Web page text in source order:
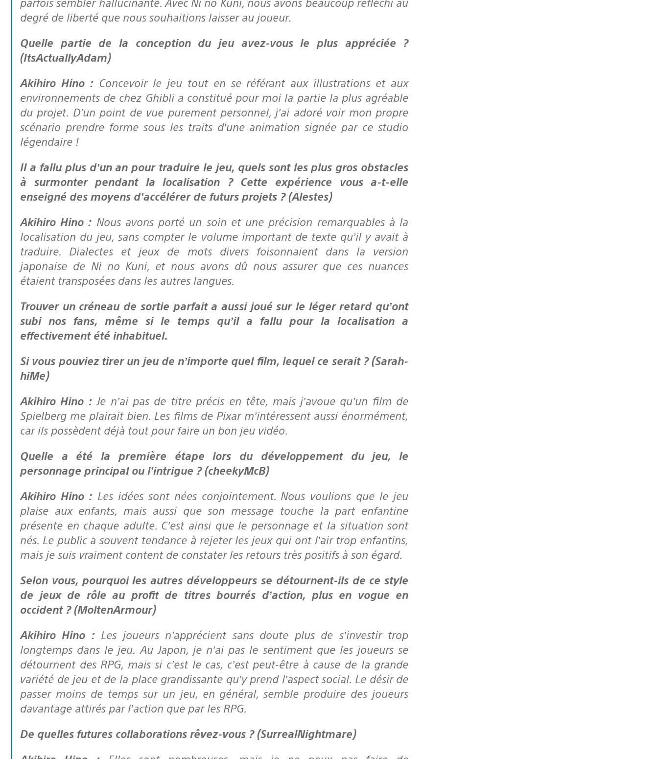
degré de liberté que nous souhaitions laisser au joueur.
Quelle partie de la conception du jeu avez-vous le plus appréciée ?
(ItsActuallyAdam)
Akihiro Hino : Concevoir le jeu tout en se référant aux illustrations et aux
environnements de chez Ghibli a constitué pour moi la partie la plus agréable
du projet. D’un point de vue purement personnel, j’ai adoré voir mon propre
scénario prendre forme sous les traits d’une animation signée par ce studio
légendaire !
Il a fallu plus d’un an pour traduire le jeu, quels sont les plus gros obstacles
à surmonter pendant la localisation ? Cette expérience vous a-t-elle
enseigné des moyens d’accélérer de futurs projets ? (Alestes)
Akihiro Hino : Nous avons porté un soin et une précision remarquables à la
localisation du jeu, sans compter le volume important de texte qu’il y avait à
traduire. Dialectes et jeux de mots divers foisonnaient dans la version
japonaise de Ni no Kuni, et nous avons dû nous assurer que ces nuances
étaient transposées dans les autres langues.
Trouver un créneau de sortie parfait a aussi joué sur le léger retard qu’ont
subi nos fans, même si le temps qu’il a fallu pour la localisation a
effectivement été inhabituel.
Si vous pouviez tirer un jeu de n’importe quel film, lequel ce serait ? (Sarah-
hiMe)
Akihiro Hino : Je n’ai pas de titre précis en tête, mais j’avoue qu’un film de
Spielberg me plairait bien. Les films de Pixar m’intéressent aussi énormément,
car ils possèdent déjà tout pour faire un bon jeu vidéo.
Quelle a été la première étape lors du développement du jeu, le
personnage principal ou l’intrigue ? (cheekyMcB)
Akihiro Hino : Les idées sont nées conjointement. Nous voulions que le jeu
plaise aux enfants, mais aussi que son message touche la part enfantine
présente en chaque adulte. C’est ainsi que le personnage et la situation sont
nés. Le public a souvent tendance à rejeter les jeux qui ont l’air trop enfantins,
mais je suis vraiment content de constater les retours très positifs à son égard.
Selon vous, pourquoi les autres développeurs se détournent-ils de ce style
de jeux de rôle au profit de titres bourrés d’action, plus en vogue en
occident ? (MoltenArmour)
Akihiro Hino : Les joueurs n’apprécient sans doute plus de s’investir trop
longtemps dans le jeu. Au Japon, je n’ai pas le sentiment que les joueurs se
détournent des RPG, mais si c’est le cas, c’est peut-être à cause de la grande
variété de jeu et de la place grandissante qu’y prend l’aspect social. Le désir de
passer moins de temps sur un jeu, en général, semble produire des joueurs
davantage attirés par l’action que par les RPG.
De quelles futures collaborations rêvez-vous ? (SurrealNightmare)